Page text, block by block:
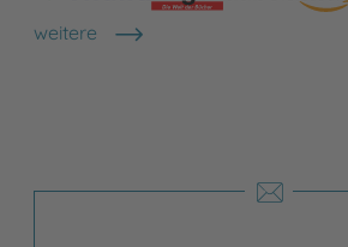
weitere
Shops anzeigen